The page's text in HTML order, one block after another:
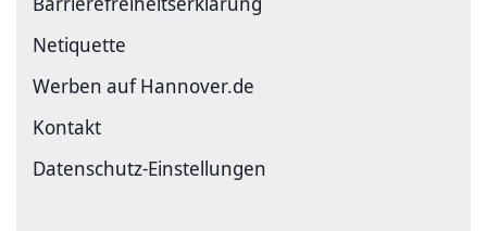
Netiquette
Werben auf Hannover.de
Kontakt
Datenschutz-Einstellungen